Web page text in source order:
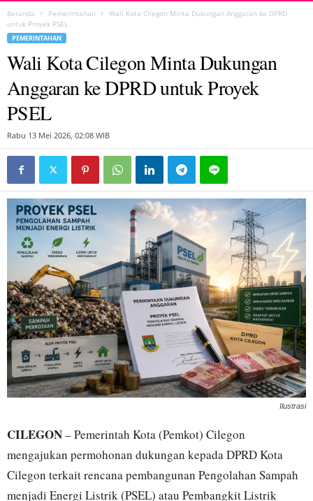
Beranda Pemerintahan
Wali Kota Cilegon Minta Dukungan Anggaran ke DPRD
untuk Proyek PSEL
PEMERINTAHAN
Wali Kota Cilegon Minta Dukungan
Anggaran ke DPRD untuk Proyek
PSEL
Rabu 13 Mei 2026, 02:08 WIB
Ilustrasi
CILEGON– Pemerintah Kota (Pemkot) Cilegon
mengajukan permohonan dukungan kepada DPRD Kota
Cilegon terkait rencana pembangunan Pengolahan Sampah
menjadi Energi Listrik (PSEL) atau Pembangkit Listrik